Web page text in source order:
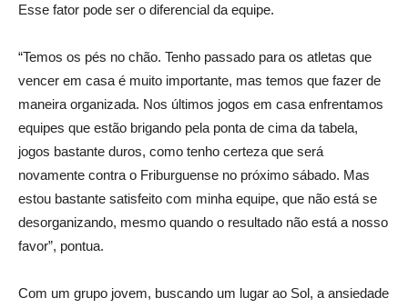
Esse fator pode ser o diferencial da equipe.
“Temos os pés no chão. Tenho passado para os atletas que
vencer em casa é muito importante, mas temos que fazer de
maneira organizada. Nos últimos jogos em casa enfrentamos
equipes que estão brigando pela ponta de cima da tabela,
jogos bastante duros, como tenho certeza que será
novamente contra o Friburguense no próximo sábado. Mas
estou bastante satisfeito com minha equipe, que não está se
desorganizando, mesmo quando o resultado não está a nosso
favor”, pontua.
Com um grupo jovem, buscando um lugar ao Sol, a ansiedade